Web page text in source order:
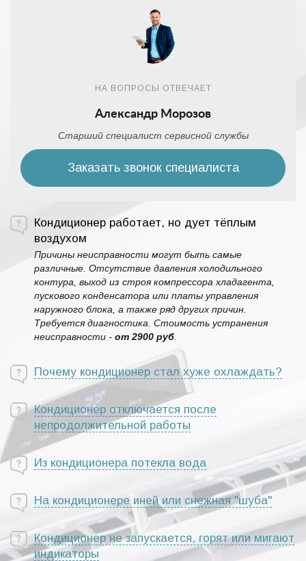
НА ВОПРОСЫ ОТВЕЧАЕТ
Александр Морозов
Старший специалист сервисной службы
Заказать звонок специалиста
Кондиционер работает, но дует тёплым
воздухом
Причины неисправности могут быть самые
различные. Отсутствие давления холодильного
контура, выход из строя компрессора хладагента,
пускового конденсатора или платы управления
наружного блока, а также ряд других причин.
Требуется диагностика. Стоимость устранения
неисправности - от 2900 руб
Почему кондиционер стал хуже охлаждать?
Кондиционер отключается после
непродолжительной работы
Из кондиционера потекла вода
На кондиционере иней или снежная "шуба"
Кондиционер не запускается, горят или мигают
индикаторы